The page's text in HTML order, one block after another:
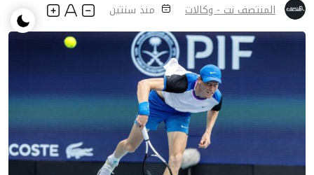
المنتصف نت - وكالات منذ سنتين